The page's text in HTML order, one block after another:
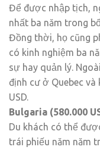
Để được nhập tịch,
nhất ba năm trong
Đồng thời, họ cũng
có kinh nghiệm ba
sự hay quản lý.
định cư ở Quebec
USD.
Bulgaria (580.000
Du khách có thể
trái phiếu năm năm